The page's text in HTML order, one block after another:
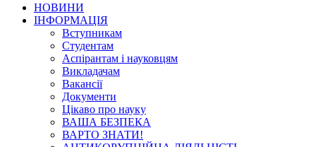
НОВИНИ
ІНФОРМАЦІЯ
Вступникам
Студентам
Аспірантам і науковцям
Викладачам
Вакансії
Документи
Цікаво про науку
ВАША БЕЗПЕКА
ВАРТО ЗНАТИ!